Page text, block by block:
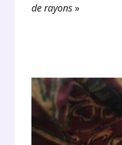
de rayons»